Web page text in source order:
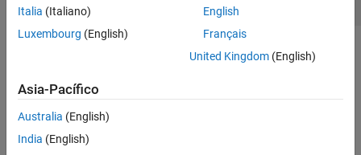
Italia (Italiano)
Luxembourg (English)
English
Français
United Kingdom(English)
Asia-Pacífico
Australia (English)
India (English)